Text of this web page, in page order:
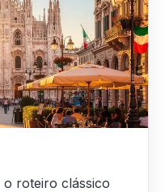
o roteiro clássico